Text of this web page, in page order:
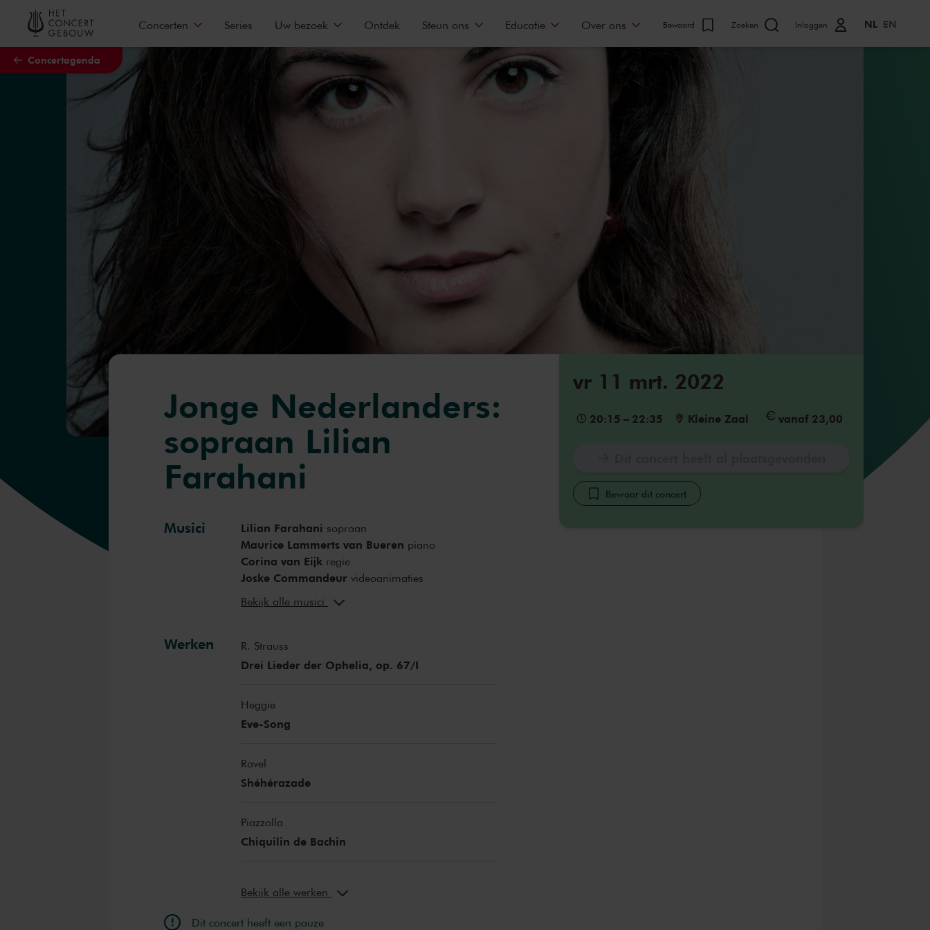
Naar hoofdcontent
Concertagenda
Concerten Series Uw bezoek Ontdek Steun ons Educatie Over ons Bewaard Zoeken Inloggen NL EN
vr 11 mrt. 2022
20:15 – 22:35 Kleine Zaal vanaf 23,00
Bewaar dit concert
Jonge Nederlanders:
sopraan Lilian
Farahani
Musici Lilian Farahani sopraan
Maurice Lammerts van Bueren piano
Corina van Eijk regie
Joske Commandeur videoanimaties
Henk Post
Yannick Verweijtechniek
Bekijk alle musici
Werken R. Strauss
Drei Lieder der Ophelia, op. 67/I
Heggie
Eve-Song
Ravel
Shéhérazade
Piazzolla
Chiquilin de Bachin
Bekijk alle werken
Dit concert heeft een pauze